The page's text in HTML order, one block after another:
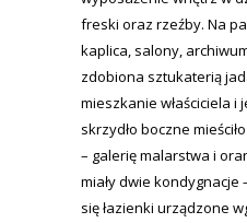
freski oraz rzeźby. Na
kaplica, salony,
zdobiona sztukaterią
mieszkanie właściciela i
skrzydło boczne
– galerię malarstwa i
miały dwie kondygnacje
się łazienki urządzone